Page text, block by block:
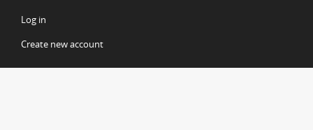
Log in
Create new account